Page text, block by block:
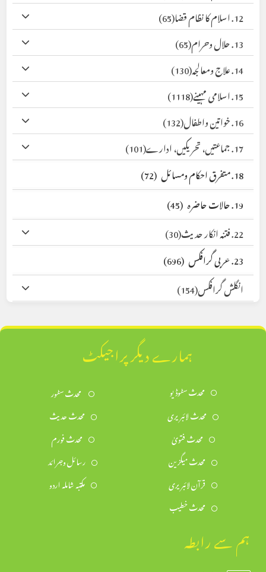
12. اسلام کا نظام قضا
(65)
13. حلال وحرام
(65)
14. علاج ومعالجہ
(130)
15. اسلامی مہینے
(1118)
16. خواتین واطفال
(132)
17. جماعتیں، تحریکیں، ادارے
(101)
18. متفرق احکام ومسائل
(72)
19. حالات حاضرہ
(45)
22. فتنہ انکار حدیث
(30)
23. عربی گرافکس
(696)
انگلش گرافکس(154)
ہمارے دیگر پراجیکٹ
محدث سٹوڈیو
محدث سٹور
محدث لائبریری
محدث حدیث
محدث فتویٰ
محدث فورم
محدث میگزین
رسائل وجرائد
قرآن لائبریری
مکتبہ شاملہ اردو
محدث خطیب
ہم سے رابطہ